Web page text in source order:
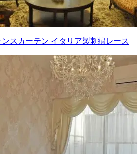
スカーテン イタリア製刺繍レース